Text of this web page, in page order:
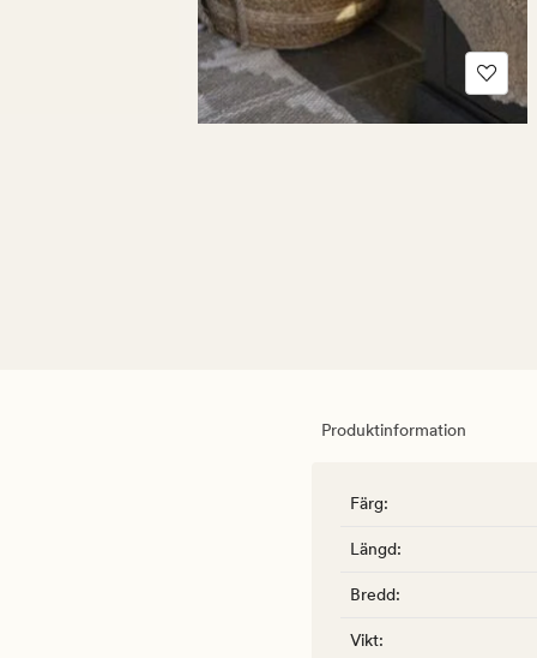
Produktinformation
Färg:
Längd:
Bredd:
Vikt: